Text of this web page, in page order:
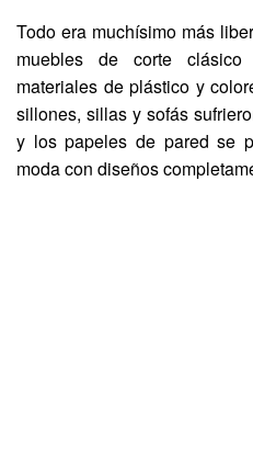
Todo era muchísimo más
muebles de corte
materiales de plástico y
sillones, sillas y sofás
y los papeles de pared se
moda con diseños